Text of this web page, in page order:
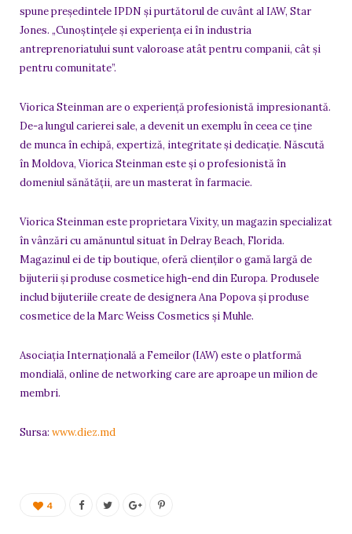
spune președintele IPDN și purtătorul de cuvânt al IAW, Star
Jones. „Cunoștințele și experiența ei în industria
antreprenoriatului sunt valoroase atât pentru companii, cât și
pentru comunitate”.
Viorica Steinman are o experiență profesionistă impresionantă.
De-a lungul carierei sale, a devenit un exemplu în ceea ce ține
de munca în echipă, expertiză, integritate și dedicație. Născută
în Moldova, Viorica Steinman este și o profesionistă în
domeniul sănătății, are un masterat în farmacie.
Viorica Steinman este proprietara Vixity, un magazin specializat
în vânzări cu amănuntul situat în Delray Beach, Florida.
Magazinul ei de tip boutique, oferă clienților o gamă largă de
bijuterii și produse cosmetice high-end din Europa. Produsele
includ bijuteriile create de designera Ana Popova și produse
cosmetice de la Marc Weiss Cosmetics și Muhle.
Asociația Internațională a Femeilor (IAW) este o platformă
mondială, online de networking care are aproape un milion de
membri.
Sursa: www.diez.md
4